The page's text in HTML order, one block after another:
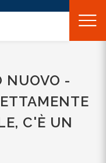
NUOVO -
C'È UN